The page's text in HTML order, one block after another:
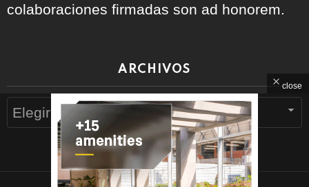
colaboraciones firmadas son ad honorem.
ARCHIVOS
close